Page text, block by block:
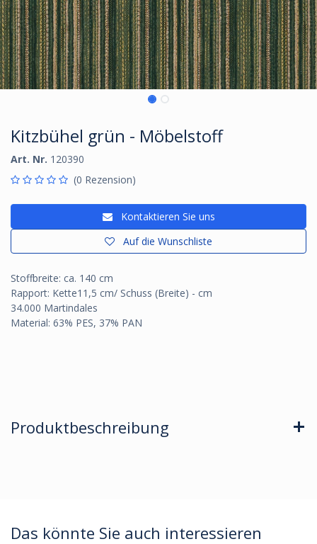
Kitzbühel grün - Möbelstoff
Art. Nr. 120390
(0 Rezension)
Kontaktieren Sie uns
Auf die Wunschliste
Stoffbreite: ca. 140 cm
Rapport: Kette11,5 cm/ Schuss (Breite) - cm
34.000 Martindales
Material: 63% PES, 37% PAN
Produktbeschreibung
Das könnte Sie auch interessieren